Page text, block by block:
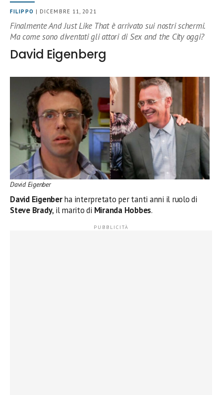
FILIPPO | DICEMBRE 11, 2021
Finalmente And Just Like That è arrivato sui nostri schermi.
Ma come sono diventati gli attori di Sex and the City oggi?
David Eigenberg
David Eigenber
David Eigenberha interpretato per tanti anni il ruolo di
Steve Brady, il marito di Miranda Hobbes.